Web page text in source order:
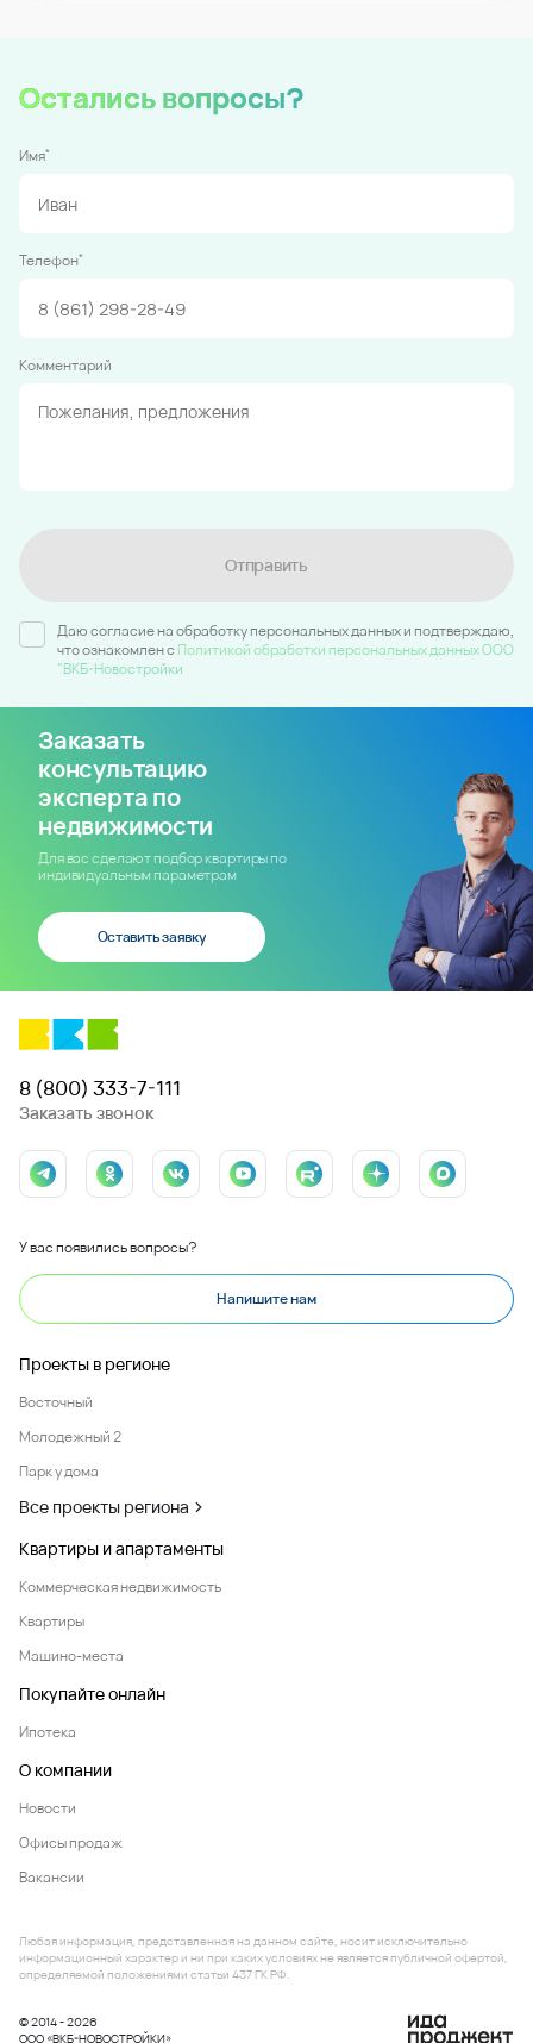
Остались вопросы?
Имя*
Телефон*
Комментарий
Отправить
Даю согласие на обработку персональных данных и подтверждаю,
что ознакомлен c Политикой обработки персональных данных ООО
"ВКБ-Новостройки
Заказать
консультацию
эксперта по
недвижимости
Для вас сделают подбор квартиры по
индивидуальным параметрам
Оставить заявку
8 (800) 333-7-111
Заказать звонок
У вас появились вопросы?
Напишите нам
Проекты в регионе
Восточный
Молодежный 2
Парк у дома
Все проекты региона
Квартиры и апартаменты
Коммерческая недвижимость
Квартиры
Машино-места
Покупайте онлайн
Ипотека
О компании
Новости
Офисы продаж
Вакансии
© 2014 - 2026
ООО «ВКБ-НОВОСТРОЙКИ»
Любая информация, представленная на данном сайте, носит исключительно
информационный характер и ни при каких условиях не является публичной офертой,
определяемой положениями статьи 437 ГК РФ.